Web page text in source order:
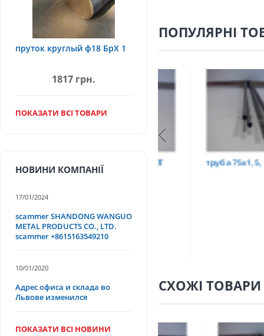
ПОПУЛЯРНІ
труба 75х1,5,
СХОЖІ ТОВАРИ
пруток круглый ф18 БрХ 1
1817 грн.
ПОКАЗАТИ ВСІ ТОВАРИ
НОВИНИ КОМПАНІЇ
17/01/2024
scammer SHANDONG WANGUO
METAL PRODUCTS CO., LTD.
scammer +8615163549210
10/01/2020
Адрес офиса и склада во
Львове изменился
ПОКАЗАТИ ВСІ НОВИНИ